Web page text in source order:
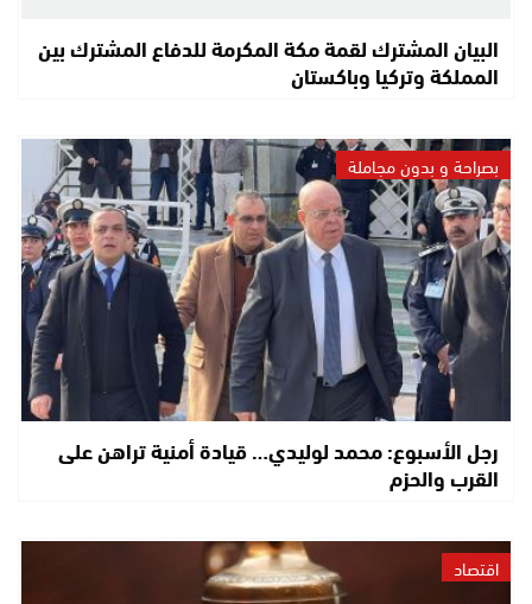
البيان المشترك لقمة مكة المكرمة للدفاع المشترك بين
المملكة وتركيا وباكستان
بصراحة و بدون مجاملة
رجل الأسبوع: محمد لوليدي… قيادة أمنية تراهن على
القرب والحزم
اقتصاد